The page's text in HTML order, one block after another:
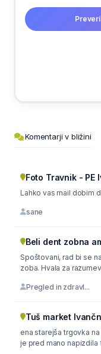
Komentarji v bližini
Foto Travnik - PE
Lahko vas mail dobim
sane
Beli dent zobna
Spoštovani, rad bi se naročil na pregled vsaditev manjkajočega
zoba. Hvala za
Pregled in zdravl...
Tuš market
ena starejša trgovka
je pred mano napizdila